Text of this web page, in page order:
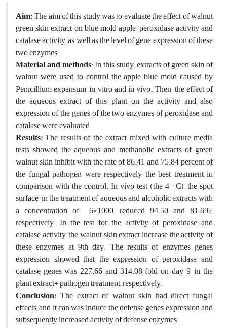
Aim:The aim of this study was to evaluate the effect of walnut
green skin extract on blue mold apple, peroxidase activity and
catalase activity, as well as the level of gene expression of these
two enzymes.
Material and methods: In this study, extracts of green skin of
walnut were used to control the apple blue mold caused by
Penicillium expansum, in vitro and in vivo. Then, the effect of
the aqueous extract of this plant on the activity and also
expression of the genes of the two enzymes of peroxidase and
catalase were evaluated.
Results:The results of the extract mixed with culture media
tests showed the aqueous and methanolic extracts of green
walnut skin inhibit with the rate of 86.41 and 75.84 percent of
the fungal pathogen were respectively the best treatment in
comparison with the control. In vivo test (the 4 ° C), the spot
surface, in the treatment of aqueous and alcoholic extracts with
a concentration of 6×1000, reduced 94.50 and 81.69%,
respectively. In the test for the activity of peroxidase and
catalase activity, the walnut skin extract increase the activity of
these enzymes at 9th day. The results of enzymes genes
expression showed that the expression of peroxidase and
catalase genes was 227.66 and 314.08 fold on day 9, in the
plant extract+ pathogen treatment, respectively.
Conclusion: The extract of walnut skin had direct fungal
effects, and it can was induce the defense genes expression and
subsequently increased activity of defense enzymes.